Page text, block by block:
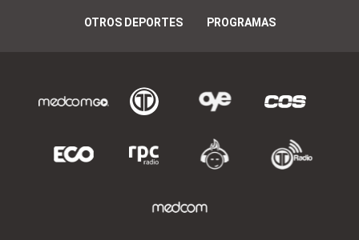
OTROS DEPORTES PROGRAMAS